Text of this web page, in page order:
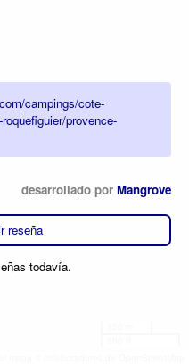
campings/cote-
provence-
desarrollado por Mangrove
reseña
todavía.